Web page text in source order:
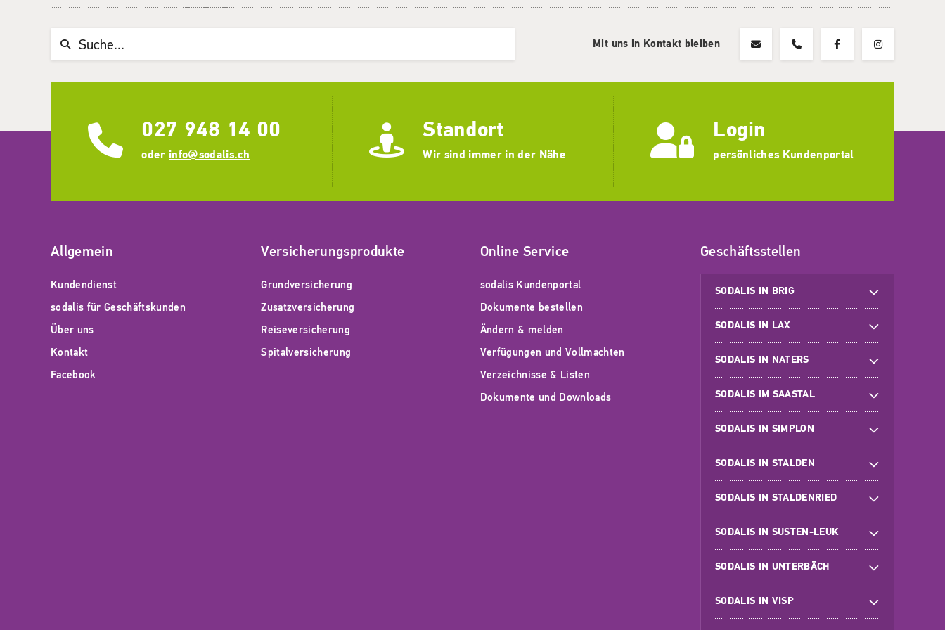
Suchwort Mit uns in Kontakt bleiben
027 948 14 00
oder info@sodalis.ch
Standort
Wir sind immer in der Nähe
Login
persönliches Kundenportal
Allgemein
Kundendienst
sodalis für Geschäftskunden
Über uns
Kontakt
Facebook
Versicherungsprodukte
Grundversicherung
Zusatzversicherung
Reiseversicherung
Spitalversicherung
Online Service
sodalis Kundenportal
Dokumente bestellen
Ändern & melden
Verfügungen und Vollmachten
Verzeichnisse & Listen
Dokumente und Downloads
Geschäftsstellen
SODALIS IN BRIG
SODALIS IN LAX
SODALIS IN NATERS
SODALIS IM SAASTAL
SODALIS IN SIMPLON
SODALIS IN STALDEN
SODALIS IN STALDENRIED
SODALIS IN SUSTEN-LEUK
SODALIS IN UNTERBÄCH
SODALIS IN VISP